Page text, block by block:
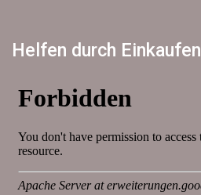
Helfen durch Einkaufen